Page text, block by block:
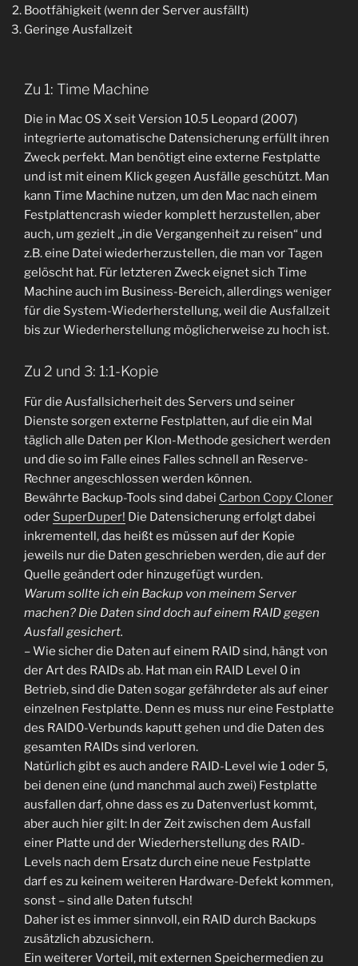
Bootfähigkeit (wenn der Server ausfällt)
Geringe Ausfallzeit
Zu 1: Time Machine
Die in Mac OS X seit Version 10.5 Leopard (2007)
integrierte automatische Datensicherung erfüllt ihren
Zweck perfekt. Man benötigt eine externe Festplatte
und ist mit einem Klick gegen Ausfälle geschützt. Man
kann Time Machine nutzen, um den Mac nach einem
Festplattencrash wieder komplett herzustellen, aber
auch, um gezielt „in die Vergangenheit zu reisen“ und
z.B. eine Datei wiederherzustellen, die man vor Tagen
gelöscht hat. Für letzteren Zweck eignet sich Time
Machine auch im Business-Bereich, allerdings weniger
für die System-Wiederherstellung, weil die Ausfallzeit
bis zur Wiederherstellung möglicherweise zu hoch ist.
Zu 2 und 3: 1:1-Kopie
Für die Ausfallsicherheit des Servers und seiner
Dienste sorgen externe Festplatten, auf die ein Mal
täglich alle Daten per Klon-Methode gesichert werden
und die so im Falle eines Falles schnell an Reserve-
Rechner angeschlossen werden können.
Bewährte Backup-Tools sind dabei Carbon Copy Cloner
oder SuperDuper! Die Datensicherung erfolgt dabei
inkrementell, das heißt es müssen auf der Kopie
jeweils nur die Daten geschrieben werden, die auf der
Quelle geändert oder hinzugefügt wurden.
Warum sollte ich ein Backup von meinem Server
machen? Die Daten sind doch auf einem RAID gegen
Ausfall gesichert.
– Wie sicher die Daten auf einem RAID sind, hängt von
der Art des RAIDs ab. Hat man ein RAID Level 0 in
Betrieb, sind die Daten sogar gefährdeter als auf einer
einzelnen Festplatte. Denn es muss nur eine Festplatte
des RAID0-Verbunds kaputt gehen und die Daten des
gesamten RAIDs sind verloren.
Natürlich gibt es auch andere RAID-Level wie 1 oder 5,
bei denen eine (und manchmal auch zwei) Festplatte
ausfallen darf, ohne dass es zu Datenverlust kommt,
aber auch hier gilt: In der Zeit zwischen dem Ausfall
einer Platte und der Wiederherstellung des RAID-
Levels nach dem Ersatz durch eine neue Festplatte
darf es zu keinem weiteren Hardware-Defekt kommen,
sonst – sind alle Daten futsch!
Daher ist es immer sinnvoll, ein RAID durch Backups
zusätzlich abzusichern.
Ein weiterer Vorteil, mit externen Speichermedien zu